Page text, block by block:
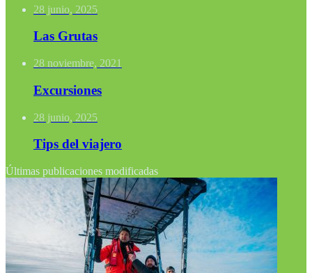
28 junio, 2025
Las Grutas
28 noviembre, 2021
Excursiones
28 junio, 2025
Tips del viajero
Últimas publicaciones modificadas